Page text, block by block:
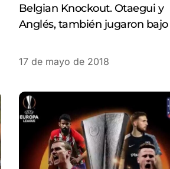
Belgian Knockout. Otaegui y
Anglés, también jugaron
17 de mayo de 2018